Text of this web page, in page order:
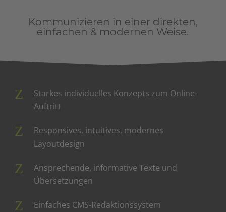
Kommunizieren in einer direkten,
einfachen & modernen Weise.
Starkes individuelles Konzepts zum Online-
Auftritt
Responsives, intuitives, modernes
Layoutdesign
Ansprechende, informative Texte und
Übersetzungen
Einfaches CMS-Redaktionssystem